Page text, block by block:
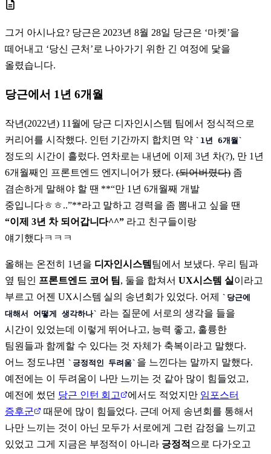
그거 아시나요? 당근은 2023년 8월 28일 당근은 ‘마켓’을
떼어내고 ‘당신 근처’로 나아가기 위한 긴 여정에 닻을
올렸습니다.
당근에서 1년 6개월
작년(2022년) 11월에 당근 디자인시스템 팀에서 정식적으로
커리어를 시작했다. 인턴 기간까지 합치면 약
1년 6개월
정도의 시간이 흘렀다. 연차로는 내년에 이제 3년 차(?), 만 1년
6개월째인 프론트엔드 엔지니어가 됐다.(되어버렸다)좀
겸손하게 말해야 할 땐 **“만 1년 6개월째 개발
중입니다ㅎㅎ..”**라고 말하고 경력을 좀 뽐내고 싶을 땐
“이제 3년 차 되어갑니다^^” 라고 친구들이랑
얘기했다ㅋㅋㅋ
올해는 온전히 1년을 디자인시스템 팀에서 보냈다. 우리 팀과
옆 팀인 프론트엔드 코어 팀, 둘을 합쳐서UX시스템 실 이라고
부르고 어젠 UX시스템 실의 송년회가 있었다. 어제
당근에
대해서 어떻게 생각하나
라는 질문에 서로의 생각을 들을
시간이 있었는데 이렇게 뛰어나고, 능력 좋고, 훌륭한
팀원들과 함께할 수 있다는 것 자체가 축복이라고 말했다.
어느 정도냐면
긍정적인 두려움 을 느낀다는 말까지 말했다.
예전에는 이 두려움이 나만 느끼는 것 같아 많이 힘들었고,
예전에 썼던 당근 인턴 회고 에서도 적었지만 임포스터
증후군
때문에 많이 힘들었다. 근데 어제 송년회를 통해서
나만 느끼는 것이 아닌 모두가 서로에게 그런 감정을 느끼고
있었고 그게 지금은 부정적이 아니라 긍정적 으로 다가오고